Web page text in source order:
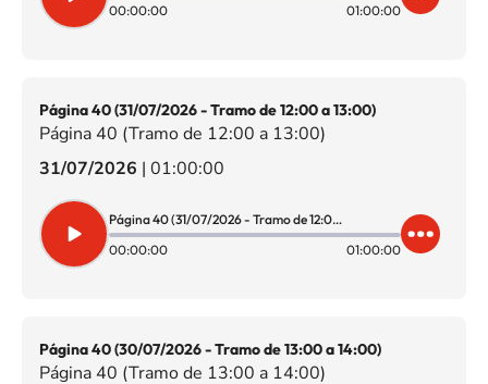
00:00:00
01:00:00
Página 40 (31/07/2026 - Tramo de 12:00 a 13:00)
Página 40 (Tramo de 12:00 a 13:00)
31/07/2026 | 01:00:00
Página 40 (31/07/2026 - Tramo de 12:00 a 13:00)
00:00:00
01:00:00
Página 40 (30/07/2026 - Tramo de 13:00 a 14:00)
Página 40 (Tramo de 13:00 a 14:00)